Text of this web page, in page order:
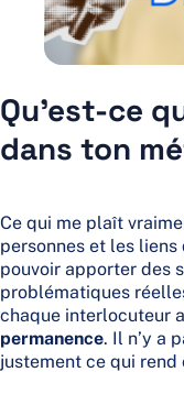
Qu’est-ce
dans ton
Ce qui me plaît
personnes et les liens
pouvoir apporter des
problématiques
chaque interlocuteur
permanence. Il n’y a
justement ce qui rend